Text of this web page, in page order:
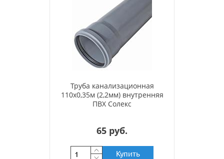
Труба канализационная
110х0,35м (2,2мм) внутренняя
ПВХ Солекс
65 руб.
Купить